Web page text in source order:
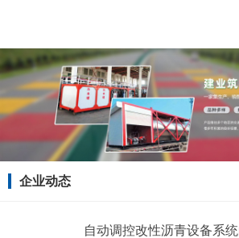
企业动态
自动调控改性沥青设备系